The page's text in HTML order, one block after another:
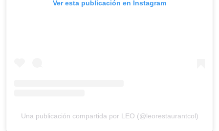
Ver esta publicación en Instagram
Una publicación compartida por LEO (@leorestaurantcol)